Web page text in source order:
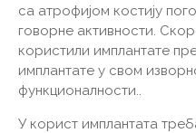
са атрофијом костију
говорне активности.
користили имплантате
имплантате у свом
функционалности..
У корист имплантата